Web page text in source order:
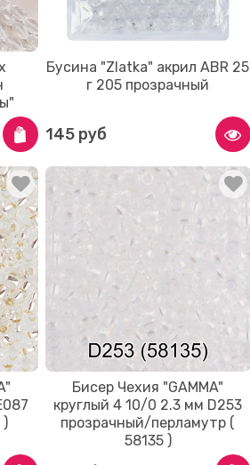
Бусина "Zlatka" акрил ABR 25
г 205 прозрачный
145 руб
)
Бисер Чехия "GAMMA"
круглый 4 10/0 2.3 мм D253
прозрачный/перламутр (
58135 )